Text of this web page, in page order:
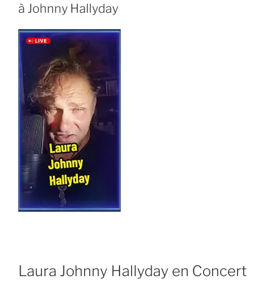
à Johnny Hallyday
Laura Johnny Hallyday en Concert